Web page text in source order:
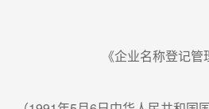
《企业名称登记管